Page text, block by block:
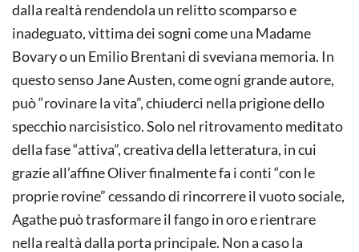
dalla realtà rendendola un relitto scomparso e
inadeguato, vittima dei sogni come una Madame
Bovary o un Emilio Brentani di sveviana memoria. In
questo senso Jane Austen, come ogni grande autore,
può “rovinare la vita”, chiuderci nella prigione dello
specchio narcisistico. Solo nel ritrovamento meditato
della fase “attiva”, creativa della letteratura, in cui
grazie all’affine Oliver finalmente fa i conti “con le
proprie rovine” cessando di rincorrere il vuoto sociale,
Agathe può trasformare il fango in oro e rientrare
nella realtà dalla porta principale. Non a caso la